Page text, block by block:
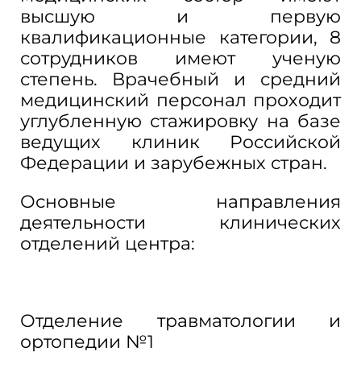
высшую и первую
квалификационные категории, 8
сотрудников имеют ученую
степень. Врачебный и средний
медицинский персонал проходит
углубленную стажировку на базе
ведущих клиник Российской
Федерации и зарубежных стран.
Основные направления
деятельности клинических
отделений центра:
Отделение травматологии и
ортопедии №1